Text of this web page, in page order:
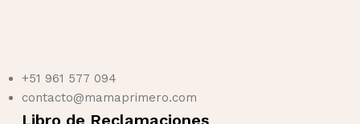
+51 961 577 094
contacto@mamaprimero.com